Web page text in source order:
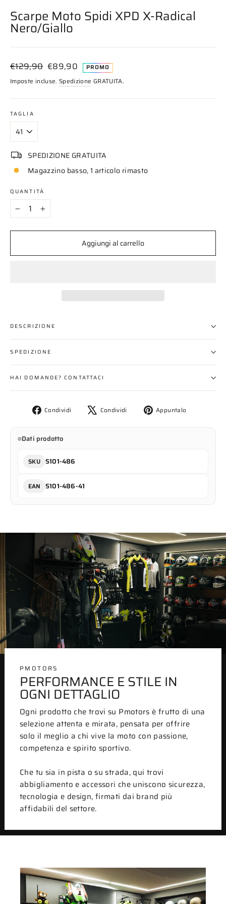
Scarpe Moto Spidi XPD X-Radical
Nero/Giallo
Prezzo
di
listino
€129,90 Prezzo
scontato
€89,90 PROMO
Imposte incluse. Spedizione GRATUITA.
TAGLIA
SPEDIZIONE GRATUITA
Magazzino basso, 1 articolo rimasto
QUANTITÀ
+
Aggiungi al carrello
DESCRIZIONE
SPEDIZIONE
HAI DOMANDE? CONTATTACI
Condividi
Condividi
Facebook
Condividi
Twitta
X
Appuntalo
pin
Dati prodotto
SKU S101-486
EAN S101-486-41
PMOTORS
PERFORMANCE E STILE IN
OGNI DETTAGLIO
Ogni prodotto che trovi su Pmotors è frutto di una
selezione attenta e mirata, pensata per offrire
solo il meglio a chi vive la moto con passione,
competenza e spirito sportivo.
Che tu sia in pista o su strada, qui trovi
abbigliamento e accessori che uniscono sicurezza,
tecnologia e design, firmati dai brand più
affidabili del settore.